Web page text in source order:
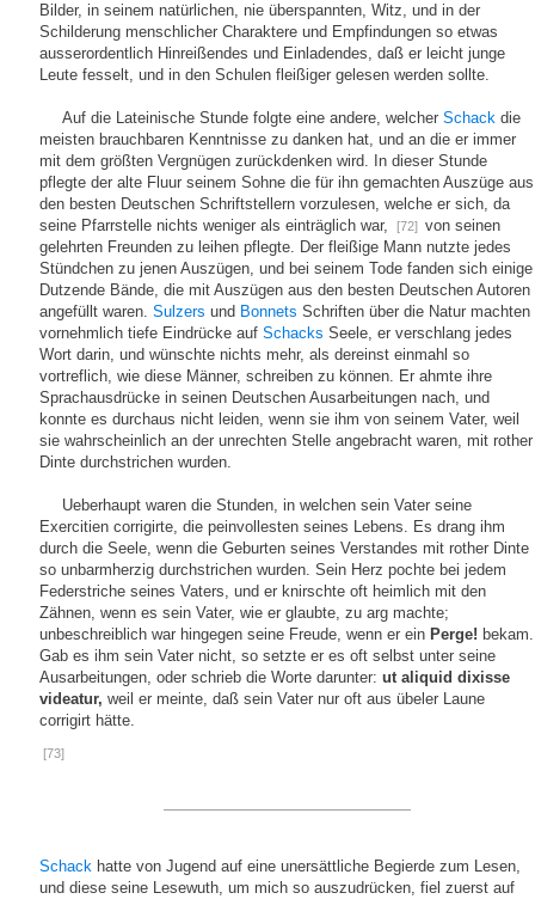
Bilder, in seinem natürlichen, nie überspannten, Witz, und in der
Schilderung menschlicher Charaktere und Empfindungen so etwas
ausserordentlich Hinreißendes und Einladendes, daß er leicht junge
Leute fesselt, und in den Schulen fleißiger gelesen werden sollte.
Auf die Lateinische Stunde folgte eine andere, welcherSchack die
meisten brauchbaren Kenntnisse zu danken hat, und an die er immer
mit dem größten Vergnügen zurückdenken wird. In dieser Stunde
pflegte der alte Fluur seinem Sohne die für ihn gemachten Auszüge aus
den besten Deutschen Schriftstellern vorzulesen, welche er sich, da
seine Pfarrstelle nichts weniger als einträglich war,
[72] von seinen
gelehrten Freunden zu leihen pflegte. Der fleißige Mann nutzte jedes
Stündchen zu jenen Auszügen, und bei seinem Tode fanden sich einige
Dutzende Bände, die mit Auszügen aus den besten Deutschen Autoren
angefüllt waren. Sulzers und Bonnets Schriften über die Natur machten
vornehmlich tiefe Eindrücke auf Schacks Seele, er verschlang jedes
Wort darin, und wünschte nichts mehr, als dereinst einmahl so
vortreflich, wie diese Männer, schreiben zu können. Er ahmte ihre
Sprachausdrücke in seinen Deutschen Ausarbeitungen nach, und
konnte es durchaus nicht leiden, wenn sie ihm von seinem Vater, weil
sie wahrscheinlich an der unrechten Stelle angebracht waren, mit rother
Dinte durchstrichen wurden.
Ueberhaupt waren die Stunden, in welchen sein Vater seine
Exercitien corrigirte, die peinvollesten seines Lebens. Es drang ihm
durch die Seele, wenn die Geburten seines Verstandes mit rother Dinte
so unbarmherzig durchstrichen wurden. Sein Herz pochte bei jedem
Federstriche seines Vaters, und er knirschte oft heimlich mit den
Zähnen, wenn es sein Vater, wie er glaubte, zu arg machte;
unbeschreiblich war hingegen seine Freude, wenn er ein Perge! bekam.
Gab es ihm sein Vater nicht, so setzte er es oft selbst unter seine
Ausarbeitungen, oder schrieb die Worte darunter: ut aliquid dixisse
videatur, weil er meinte, daß sein Vater nur oft aus übeler Laune
corrigirt hätte.
[73]
Schack hatte von Jugend auf eine unersättliche Begierde zum Lesen,
und diese seine Lesewuth, um mich so auszudrücken, fiel zuerst auf